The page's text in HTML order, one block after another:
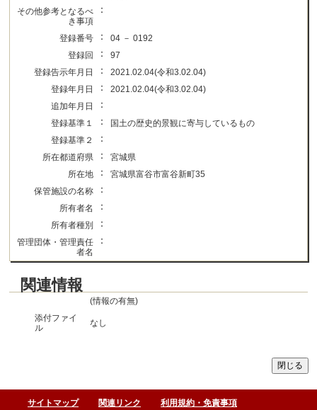
その他参考となるべ
き事項
：
登録番号 ：
04 － 0192
登録回
：
97
登録告示年月日
：
2021.02.04(令和3.02.04)
登録年月日
：
2021.02.04(令和3.02.04)
追加年月日
：
登録基準１ ：
国土の歴史的景観に寄与しているもの
登録基準２
：
所在都道府県 ：
宮城県
所在地
：
宮城県富谷市富谷新町35
保管施設の名称
：
所有者名 ：
所有者種別 ：
管理団体・管理責任
者名
：
関連情報
(情報の有無)
添付ファイ
ル
なし
サイトマップ 関連リンク 利用規約・免責事項